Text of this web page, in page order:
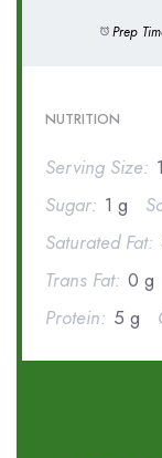
Prep
NUTRITION
Serving Size:
Sugar: 1 g
Saturated Fat:
Trans Fat: 0 g
Protein: 5 g